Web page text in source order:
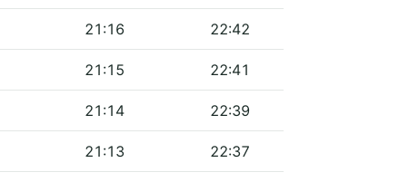
21:16 22:42
21:15 22:41
21:14 22:39
21:13 22:37